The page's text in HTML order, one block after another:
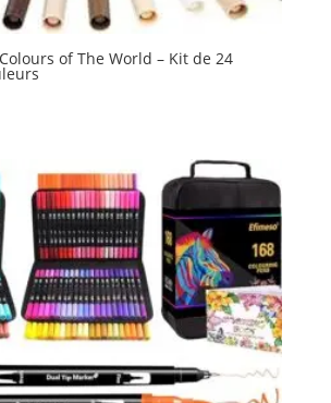
Colours of The World – Kit de 24